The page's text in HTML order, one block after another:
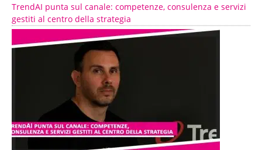
TrendAI punta sul canale: competenze, consulenza e servizi
gestiti al centro della strategia